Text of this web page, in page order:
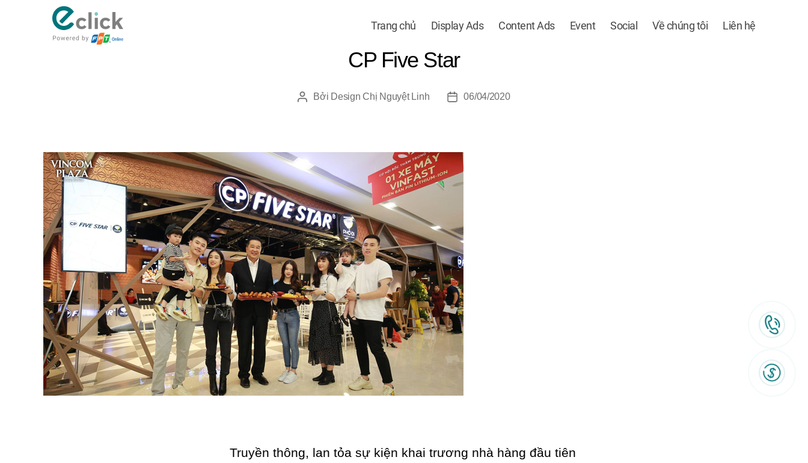
Trang chủ Display Ads Content Ads Event Social Về chúng tôi Liên hệ
CP Five Star
TácBởi Design Chị Nguyệt Linh
Ngày06/04/2020
Truyền thông, lan tỏa sự kiện khai trương nhà hàng đầu tiên